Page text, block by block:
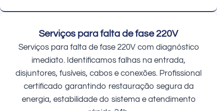
Serviços para falta de fase 220V
Serviços para falta de fase 220V com diagnóstico
imediato. Identificamos falhas na entrada,
disjuntores, fusíveis, cabos e conexões. Profissional
certificado garantindo restauração segura da
energia, estabilidade do sistema e atendimento